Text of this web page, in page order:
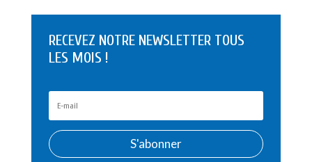
RECEVEZ NOTRE NEWSLETTER TOUS
LES MOIS !
S'abonner